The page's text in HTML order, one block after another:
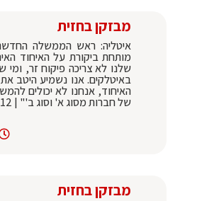
מבזקן בחזית
איטליה: ראש הממשלה החדשה
מותחת ביקורת על האיחוד
שלנו לא צריכה פיקוח זר, ומי
באיטלקים. אנו נשמיע היטב
האיחוד, אנחנו לא יכולים
של חברות מסוג א' וסוג ב'" | N12
מבזקן בחזית